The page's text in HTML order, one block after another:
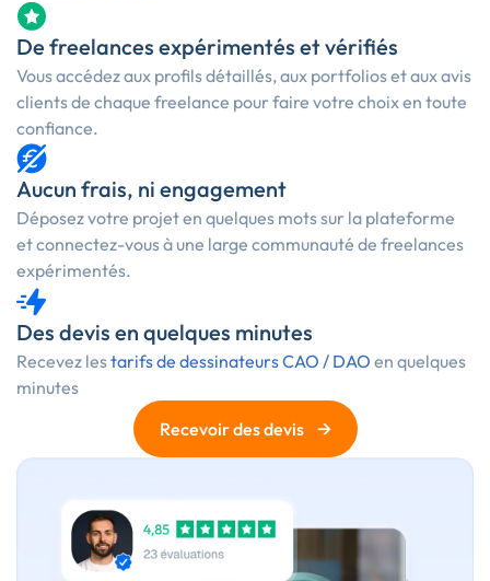
De freelances expérimentés et vérifiés
Vous accédez aux profils détaillés, aux portfolios et aux avis
clients de chaque freelance pour faire votre choix en toute
confiance.
Aucun frais, ni engagement
Déposez votre projet en quelques mots sur la plateforme
et connectez-vous à une large communauté de freelances
expérimentés.
Des devis en quelques minutes
Recevez lestarifs de dessinateurs CAO / DAO en quelques
minutes
Recevoir des devis
→